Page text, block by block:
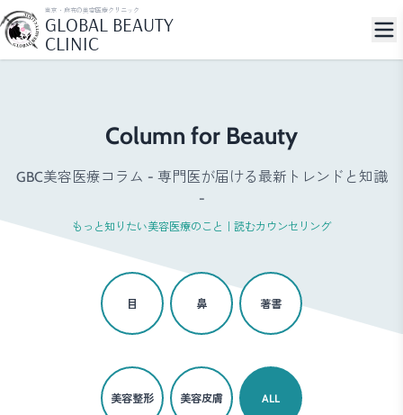
東京・麻布の美容医療クリニック
GLOBAL BEAUTY
CLINIC
Column for Beauty
GBC美容医療コラム - 専門医が届ける最新トレンドと知識
-
もっと知りたい美容医療のこと｜読むカウンセリング
目 鼻 著書
美容整形 美容皮膚 ALL